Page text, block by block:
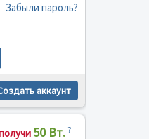
Забыли пароль?
аккаунт
50 Вт. ?